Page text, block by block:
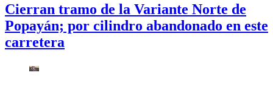
Cierran tramo de la Variante Norte de
Popayán; por cilindro abandonado en este
carretera